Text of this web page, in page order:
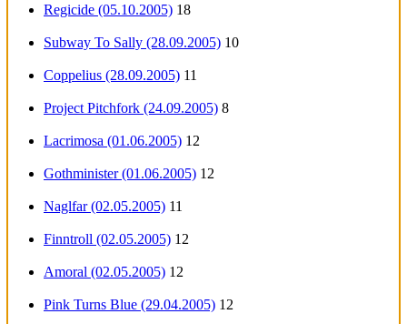
Regicide (05.10.2005) 18
Subway To Sally (28.09.2005) 10
Coppelius (28.09.2005) 11
Project Pitchfork (24.09.2005) 8
Lacrimosa (01.06.2005) 12
Gothminister (01.06.2005) 12
Naglfar (02.05.2005) 11
Finntroll (02.05.2005) 12
Amoral (02.05.2005) 12
Pink Turns Blue (29.04.2005) 12